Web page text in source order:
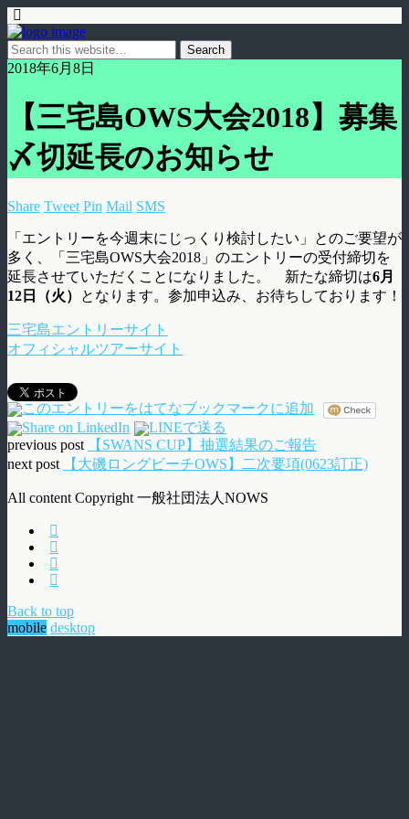
2018年6月8日
【三宅島OWS大会2018】募集
〆切延長のお知らせ
Share Tweet Pin Mail SMS
「エントリーを今週末にじっくり検討したい」とのご要望が
多く、「三宅島OWS大会2018」のエントリーの受付締切を
延長させていただくことになりました。 新たな締切は6月
12日（火）
となります。参加申込み、お待ちしております！
三宅島エントリーサイト
オフィシャルツアーサイト
previous post
【SWANS CUP】抽選結果のご報告
next post
【大磯ロングビーチOWS】二次要項(0623訂正)
All content Copyright 一般社団法人NOWS
Back to top
mobile desktop